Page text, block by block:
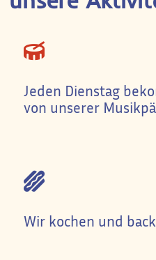
Jeden Dienstag
von unserer
Wir kochen und